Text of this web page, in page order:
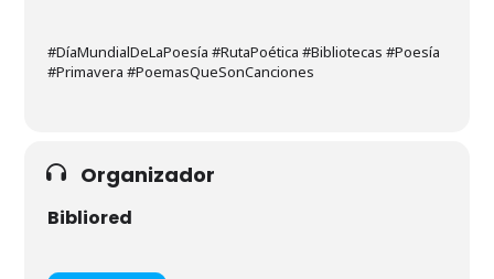
#DíaMundialDeLaPoesía #RutaPoética #Bibliotecas #Poesía
#Primavera #PoemasQueSonCanciones
Organizador
Bibliored